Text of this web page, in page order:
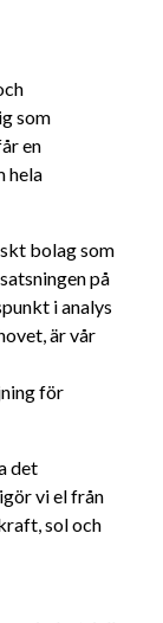
som
en
hela
bolag som
på
i analys
är vår
för
det
vi el från
sol och